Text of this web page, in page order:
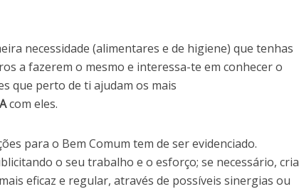
necessidade (alimentares e de higiene) que tenhas
a fazerem o mesmo e interessa-te em conhecer o
que perto de ti ajudam os mais
com eles.
para o Bem Comum tem de ser evidenciado.
o seu trabalho e o esforço; se necessário, cria
eficaz e regular, através de possíveis sinergias ou